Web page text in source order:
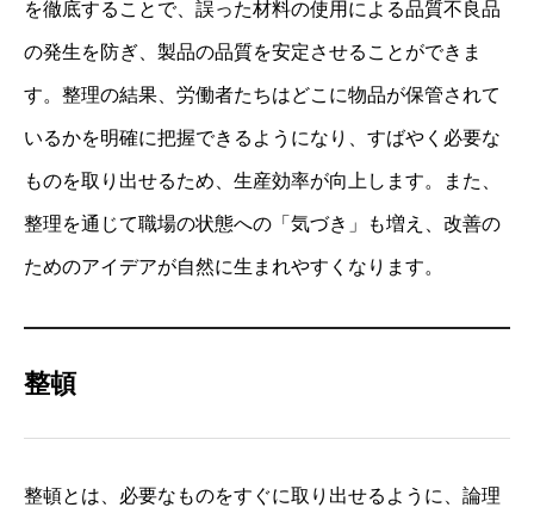
を徹底することで、誤った材料の使用による品質不良品
の発生を防ぎ、製品の品質を安定させることができま
す。整理の結果、労働者たちはどこに物品が保管されて
いるかを明確に把握できるようになり、すばやく必要な
ものを取り出せるため、生産効率が向上します。また、
整理を通じて職場の状態への「気づき」も増え、改善の
ためのアイデアが自然に生まれやすくなります。
整頓
整頓とは、必要なものをすぐに取り出せるように、論理